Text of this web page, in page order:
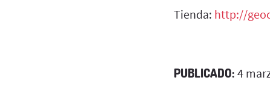
Tienda: http://
PUBLICADO: 4